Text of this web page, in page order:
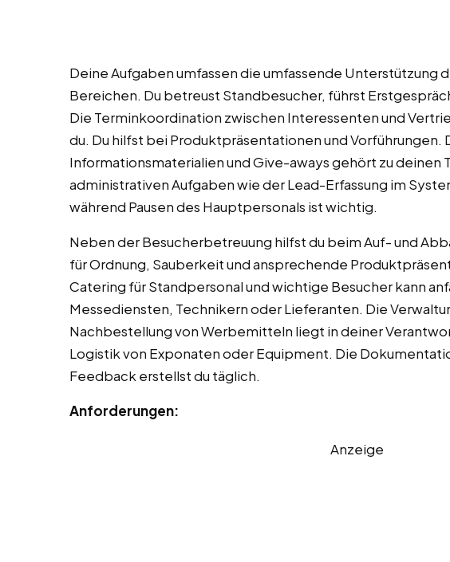
Deine Aufgaben umfassen die umfassende Unterstützung
Bereichen. Du betreust Standbesucher, führst
Die Terminkoordination zwischen Interessenten und
du. Du hilfst bei Produktpräsentationen und Vorführungen.
Informationsmaterialien und Give-aways gehört zu deinen
administrativen Aufgaben wie der Lead-Erfassung im
während Pausen des Hauptpersonals ist wichtig.
Neben der Besucherbetreuung hilfst du beim Auf- und
für Ordnung, Sauberkeit und ansprechende
Catering für Standpersonal und wichtige Besucher kann
Messediensten, Technikern oder Lieferanten. Die
Nachbestellung von Werbemitteln liegt in deiner
Logistik von Exponaten oder Equipment. Die
Feedback erstellst du täglich.
Anforderungen:
Anzeige